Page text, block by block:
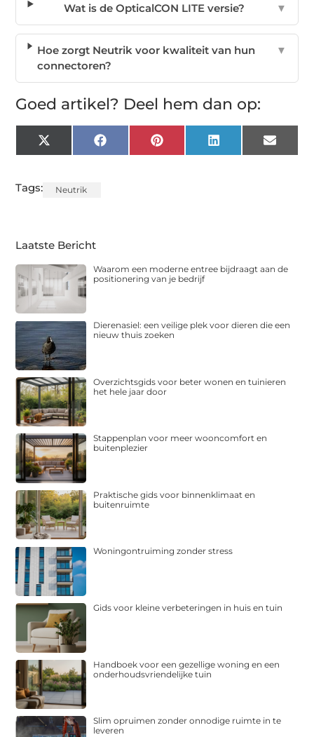
Wat is de OpticalCON LITE versie? ▼
Hoe zorgt Neutrik voor kwaliteit van hun
connectoren?
▼
Goed artikel? Deel hem dan op:
X
(Twitter)
FacebookPinterest LinkedIn Email
Tags: Neutrik
Laatste Bericht
Waarom een moderne entree bijdraagt aan de
positionering van je bedrijf
Dierenasiel: een veilige plek voor dieren die een
nieuw thuis zoeken
Overzichtsgids voor beter wonen en tuinieren
het hele jaar door
Stappenplan voor meer wooncomfort en
buitenplezier
Praktische gids voor binnenklimaat en
buitenruimte
Woningontruiming zonder stress
Gids voor kleine verbeteringen in huis en tuin
Handboek voor een gezellige woning en een
onderhoudsvriendelijke tuin
Slim opruimen zonder onnodige ruimte in te
leveren